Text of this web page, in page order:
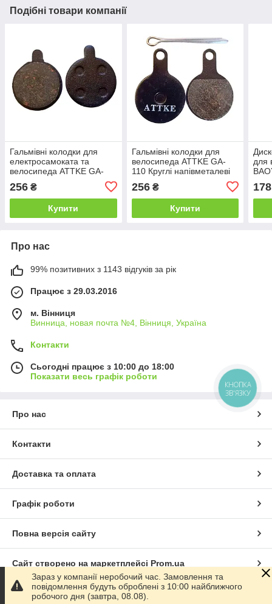
Подібні товари компанії
Гальмівні колодки для
електросамоката та
велосипеда ATTKE GA-
101 Круглі напівметалеві
колодки (Semi-Metallic),
18.4 мм
256 ₴
Купити
Гальмівні колодки для
велосипеда ATTKE GA-
110 Круглі напівметалеві
22.5 мм, зі шлінтом
256₴
Купити
для
178
Про нас
99% позитивних з 1143 відгуків за рік
Працює з 29.03.2016
м. Вінниця
Винница, новая почта №4, Вінниця, Україна
Контакти
Сьогодні працює з 10:00 до 18:00
Показати весь графік роботи
Про нас
Контакти
Доставка та оплата
Графік роботи
Повна версія сайту
Сайт створено на маркетплейсі Prom.ua
Політика конфіденційності
Зараз у компанії неробочий час. Замовлення та
повідомлення будуть оброблені з 10:00 найближчого
робочого дня (завтра, 08.08).
КНОПКА
ЗВ'ЯЗКУ